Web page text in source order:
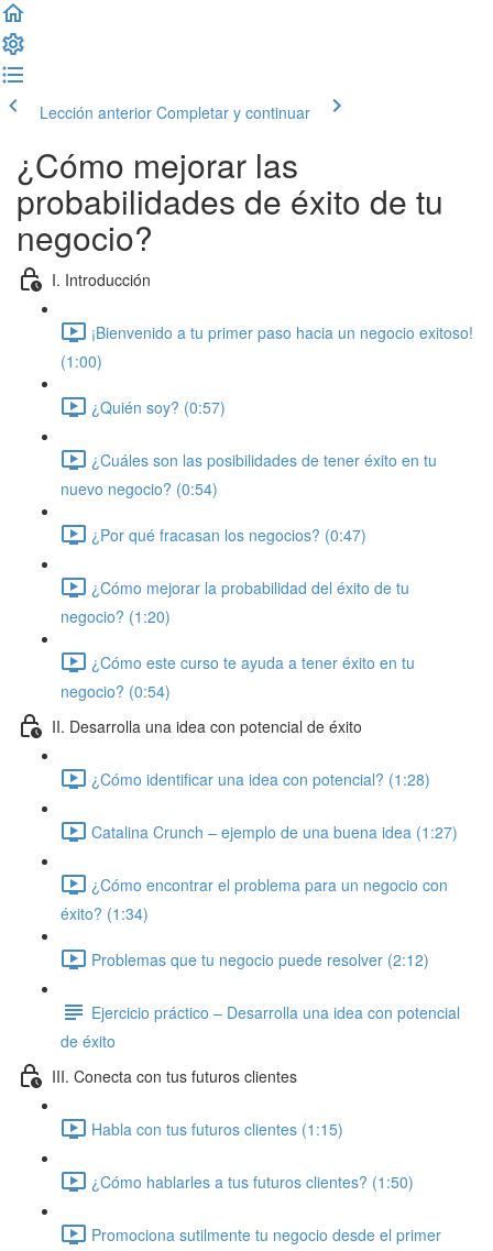
Lección anterior Completar y continuar
¿Cómo mejorar las
probabilidades de éxito de tu
negocio?
I. Introducción
¡Bienvenido a tu primer paso hacia un negocio exitoso!
(1:00)
¿Quién soy? (0:57)
¿Cuáles son las posibilidades de tener éxito en tu
nuevo negocio? (0:54)
¿Por qué fracasan los negocios? (0:47)
¿Cómo mejorar la probabilidad del éxito de tu
negocio? (1:20)
¿Cómo este curso te ayuda a tener éxito en tu
negocio? (0:54)
II. Desarrolla una idea con potencial de éxito
¿Cómo identificar una idea con potencial? (1:28)
Catalina Crunch – ejemplo de una buena idea (1:27)
¿Cómo encontrar el problema para un negocio con
éxito? (1:34)
Problemas que tu negocio puede resolver (2:12)
Ejercicio práctico – Desarrolla una idea con potencial
de éxito
III. Conecta con tus futuros clientes
Habla con tus futuros clientes (1:15)
¿Cómo hablarles a tus futuros clientes? (1:50)
Promociona sutilmente tu negocio desde el primer